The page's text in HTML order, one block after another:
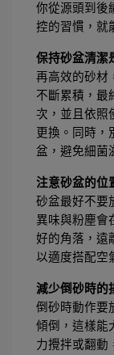
你從源頭到後
控的習慣，就
保持砂盆清潔
再高效的砂材
不斷累積，最
次，並且依照
更換。同時，
盆，避免細菌
注意砂盆的位
砂盆最好不要
異味與粉塵會
好的角落，遠
以適度搭配空
減少倒砂時的
倒砂時動作要
傾倒，這樣能
力攪拌或翻動